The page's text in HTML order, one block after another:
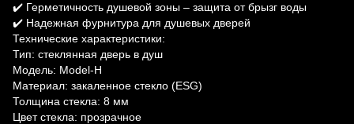
✔️ Герметичность душевой зоны – защита от брызг воды
✔️ Надежная фурнитура для душевых дверей
Технические характеристики:
Тип: стеклянная дверь в душ
Модель: Model-H
Материал: закаленное стекло (ESG)
Толщина стекла: 8 мм
Цвет стекла: прозрачное